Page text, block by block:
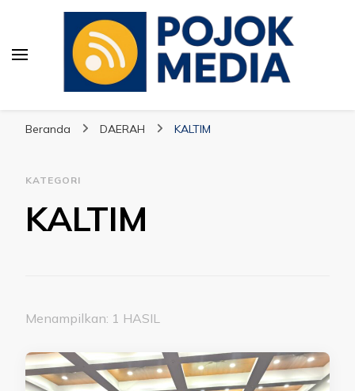
Beranda DAERAH KALTIM
KATEGORI
KALTIM
Menampilkan: 1 HASIL